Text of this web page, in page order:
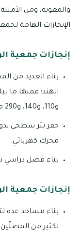
والمعونة، ومن
الإنجازات الهامة
إنجازات جمعية
بناء العديد من
و110، و140، و290 مصلي.
حفر بئر سطحي
محرك كهربائي.
بناء فصل دراسي
إنجازات جمعية
بناء مساجد عدة